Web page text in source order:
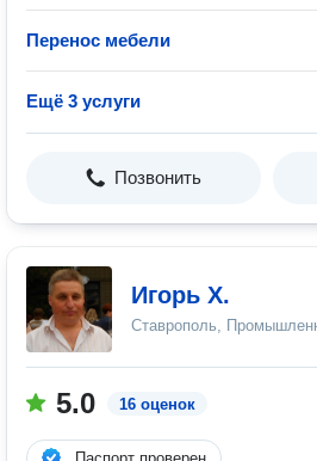
Перенос мебели
Ещё 3 услуги
Позвонить
Игорь Х.
Ставрополь,
5.0 16 оценок